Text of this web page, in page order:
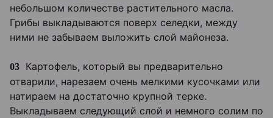
небольшом количестве растительного масла.
Грибы выкладываются поверх селедки, между
ними не забываем выложить слой майонеза.
03 Картофель, который вы предварительно
отварили, нарезаем очень мелкими кусочками или
натираем на достаточно крупной терке.
Выкладываем следующий слой и немного солим по